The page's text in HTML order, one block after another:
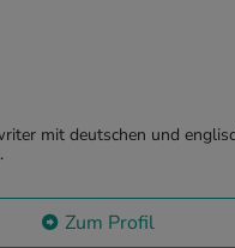
mit deutschen und
Zum Profil